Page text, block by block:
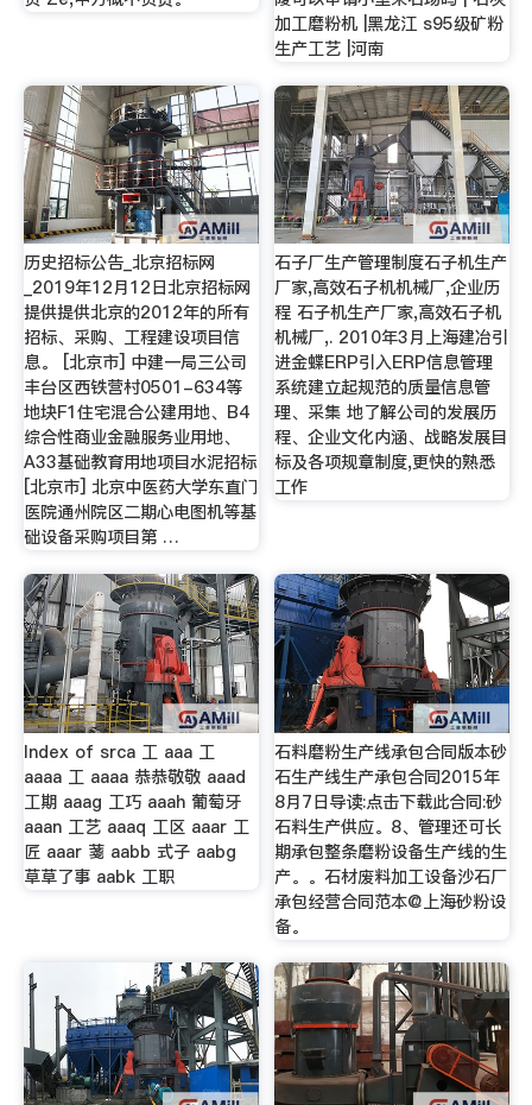
加工磨粉机 |黑龙江 s95级矿粉
生产工艺 |河南
历史招标公告_北京招标网
_2019年12月12日北京招标网
提供提供北京的2012年的所有
招标、采购、工程建设项目信
息。 [北京市] 中建一局三公司
丰台区西铁营村0501-634等
地块F1住宅混合公建用地、B4
综合性商业金融服务业用地、
A33基础教育用地项目水泥招标
[北京市] 北京中医药大学东直门
医院通州院区二期心电图机等基
础设备采购项目第 …
石子厂生产管理制度石子机生产
厂家,高效石子机机械厂,企业历
程 石子机生产厂家,高效石子机
机械厂,. 2010年3月上海建冶引
进金蝶ERP引入ERP信息管理
系统建立起规范的质量信息管
理、采集 地了解公司的发展历
程、企业文化内涵、战略发展目
标及各项规章制度,更快的熟悉
工作
Index of srca 工 aaa 工
aaaa 工 aaaa 恭恭敬敬 aaad
工期 aaag 工巧 aaah 葡萄牙
aaan 工艺 aaaq 工区 aaar 工
匠 aaar 菚 aabb 式子 aabg
草草了事 aabk 工职
石料磨粉生产线承包合同版本砂
石生产线生产承包合同2015年
8月7日导读:点击下载此合同:砂
石料生产供应。8、管理还可长
期承包整条磨粉设备生产线的生
产。。石材废料加工设备沙石厂
承包经营合同范本@上海砂粉设
备。